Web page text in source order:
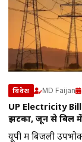
विदेश MD Faijan
UP Electricity Bill
झटका, जून से बिल में
यूपी में बिजली